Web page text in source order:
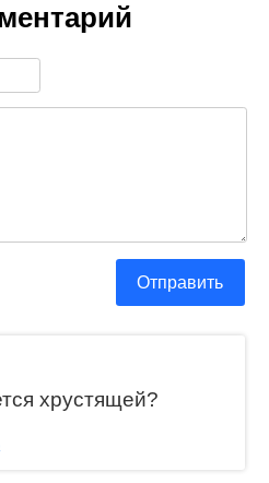
Отправить
хрустящей?